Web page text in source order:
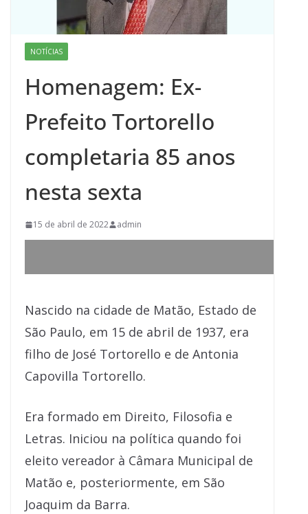
NOTÍCIAS
Homenagem: Ex-
Prefeito Tortorello
completaria 85 anos
nesta sexta
15 de abril de 2022 admin
Nascido na cidade de Matão, Estado de
São Paulo, em 15 de abril de 1937, era
filho de José Tortorello e de Antonia
Capovilla Tortorello.
Era formado em Direito, Filosofia e
Letras. Iniciou na política quando foi
eleito vereador à Câmara Municipal de
Matão e, posteriormente, em São
Joaquim da Barra.